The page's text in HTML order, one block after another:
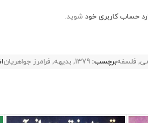
حساب کاربری خود شوید.
, فلسفهبرچسب: 1379
, بدیهه, فرامرز جواهریان